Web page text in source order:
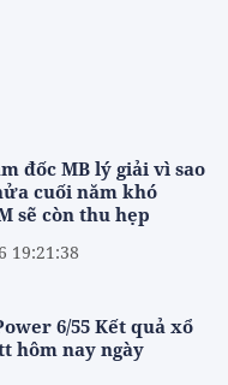
đốc MB lý giải vì sao
cuối năm khó
sẽ còn thu hẹp
19:21:38
6/55 Kết quả xổ
hôm nay ngày